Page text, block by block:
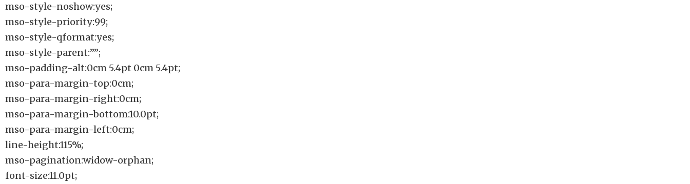
mso-style-noshow:yes;
mso-style-priority:99;
mso-style-qformat:yes;
mso-style-parent:””;
mso-padding-alt:0cm 5.4pt 0cm 5.4pt;
mso-para-margin-top:0cm;
mso-para-margin-right:0cm;
mso-para-margin-bottom:10.0pt;
mso-para-margin-left:0cm;
line-height:115%;
mso-pagination:widow-orphan;
font-size:11.0pt;